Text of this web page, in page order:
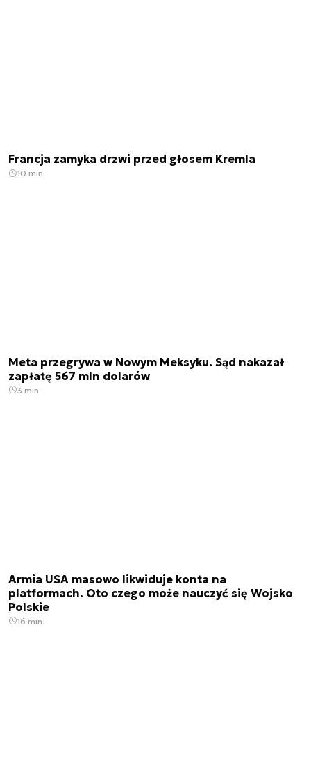
Francja zamyka drzwi przed głosem Kremla
10 min.
Meta przegrywa w Nowym Meksyku. Sąd nakazał
zapłatę 567 mln dolarów
3 min.
Armia USA masowo likwiduje konta na
platformach. Oto czego może nauczyć się Wojsko
Polskie
16 min.